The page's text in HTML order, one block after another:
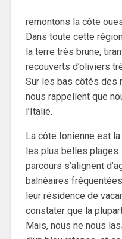
remontons la côte
Dans toute cette
la terre très brune,
recouverts d’oliviers
Sur les bas côtés des
nous rappellent que
l’Italie.
La côte Ionienne est
les plus belles plages.
parcours s’alignent
balnéaires
leur résidence de
constater que la
Mais, nous ne nous